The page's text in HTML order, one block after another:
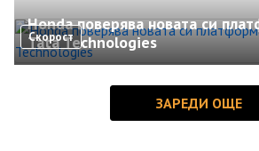
Скорост
Honda поверява новата си
Tata Technologies